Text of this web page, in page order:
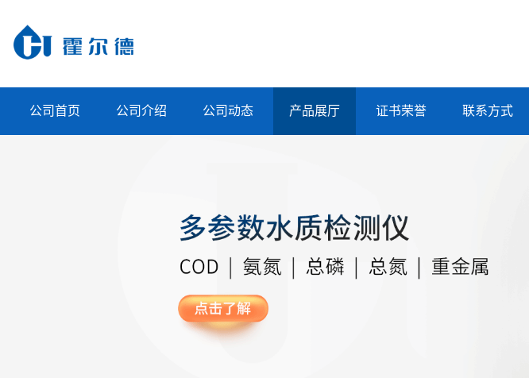
公司首页 公司介绍 公司动态 产品展厅 证书荣誉 联系方式